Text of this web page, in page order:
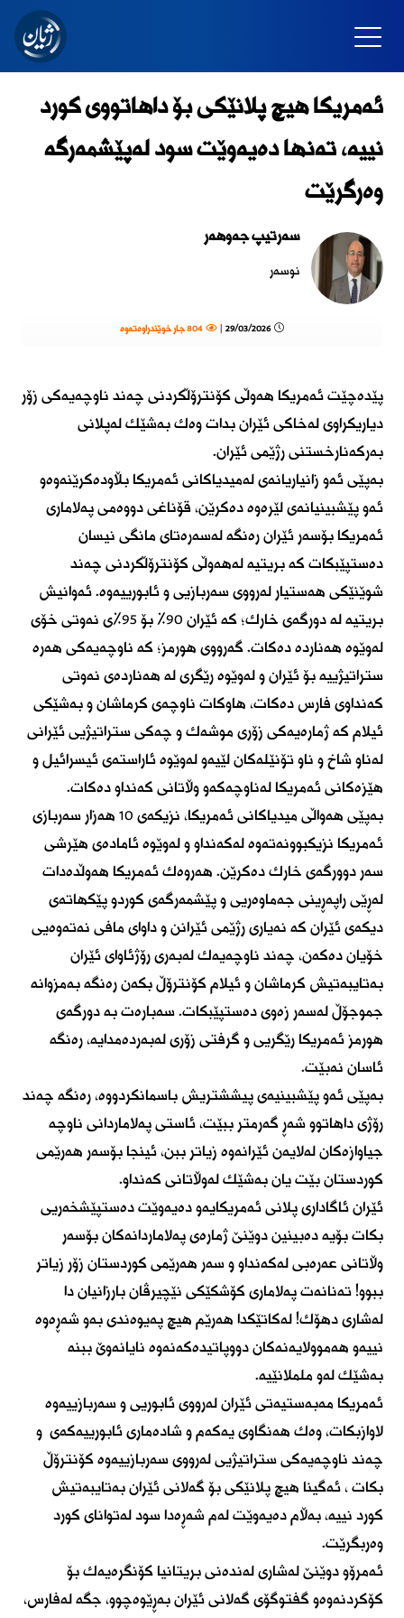
ئەمریكا هیچ پلانێكی بۆ داهاتووی كورد
نییە، تەنها دەیەوێت سود لەپێشمەرگە
وەرگرێت
سەرتیپ جەوهەر
نوسەر
29/03/2026 | 804 جار خوێندراوەتەوە
پێدەچێت ئەمریكا هەوڵی كۆنترۆڵكردنی چەند ناوچەیەكی زۆر
دیاریكراوی لەخاكی ئێران بدات وەك بەشێك لەپلانی
بەركەنارخستنی رژێمی ئێران.
بەپێی ئەو زانیاریانەی لەمیدیاكانی ئەمریكا بڵاودەكرێنەوەو
ئەو پێشبینیانەی لێرەوە دەكرێن، قۆناغی دووەمی پەلاماری
ئەمریكا بۆسەر ئێران رەنگە لەسەرەتای مانگی نیسان
دەستپێبكات كە بریتیە لەهەوڵی كۆنترۆڵكردنی چەند
شوێنێكی هەستیار لەرووی سەربازیی و ئابورییەوە. ئەوانیش
بریتیە لە دورگەی خارك؛ كە ئێران 90% بۆ 95%ی نەوتی خۆی
لەوێوە هەناردە دەكات. گەرووی هورمز؛ كە ناوچەیەكی هەرە
ستراتیژییە بۆ ئێران و لەوێوە رێگری لە هەناردەی نەوتی
كەنداوی فارس دەكات، هاوكات ناوچەی كرماشان و بەشێكی
ئیلام كە ژمارەیەكی زۆری موشەك و چەكی ستراتیژیی ئێرانی
لەناو شاخ و ناو تۆنێلەكان لێیەو لەوێوە ئاراستەی ئیسرائیل و
هێزەكانی ئەمریكا لەناوچەكەو وڵاتانی كەنداو دەكات.
بەپێی هەواڵی میدیاكانی ئەمریكا، نزیكەی 10 هەزار سەربازی
ئەمریكا نزیكبوونەتەوە لەكەنداو و لەوێوە ئامادەی هێرشی
سەر دوورگەی خارك دەكرێن. هەروەك ئەمریكا هەوڵدەدات
لەڕێی راپەڕینی جەماوەریی و پێشمەرگەی كوردو پێكهاتەی
دیكەی ئێران كە نەیاری رژێمی ئێرانن و داوای مافی نەتەوەیی
خۆیان دەكەن، چەند ناوچەیەك لەبەری رۆژئاوای ئێران
بەتایبەتیش كرماشان و ئیلام كۆنترۆڵ بكەن رەنگە بەمزوانە
جموجۆڵ لەسەر زەوی دەستپێبكات. سەبارەت بە دورگەی
هورمز ئەمریكا رێگریی و گرفتی زۆری لەبەردەمدایە، رەنگە
ئاسان نەبێت.
بەپێی ئەو پێشبینیەی پیششتریش باسمانكردووە، رەنگە چەند
رۆژی داهاتوو شەڕ گەرمتر ببێت، ئاستی پەلاماردانی ناوچە
جیاوازەكان لەلایەن ئێرانەوە زیاتر ببن، ئینجا بۆسەر هەرێمی
كوردستان بێت یان بەشێك لەوڵاتانی كەنداو.
ئێران ئاگاداری پلانی ئەمریكایەو دەیەوێت دەستپێشخەریی
بكات بۆیە دەبینین دوێنێ ژمارەی پەلاماردانەكان بۆسەر
وڵاتانی عەرەبی لەكەنداو و سەر هەرێمی كوردستان زۆر زیاتر
ببوو! تەنانەت پەلاماری كۆشكێكی نێچیرڤان بارزانیان دا
لەشاری دهۆك! لەكاتێكدا هەرێم هیچ پەیوەندی بەو شەڕەوە
نییەو هەموولایەنەكان دووپاتیدەكەنەوە نایانەوێ‌ ببنە
بەشێك لەو ململانێیە.
ئەمریكا مەبەستیەتی ئێران لەرووی ئابوریی و سەربازییەوە
لاوازبكات، وەك هەنگاوی یەكەم و شادەماری ئابورییەكەی و
چەند ناوچەیەكی ستراتیژیی لەرووی سەربازییەوە كۆنترۆڵ
بكات ، ئەگینا هیچ پلانێكی بۆ گەلانی ئێران بەتایبەتیش
كورد نییە، بەڵام دەیەوێت لەم شەڕەدا سود لەتوانای كورد
وەربگرێت.
ئەمرۆو دوێنێ لەشاری لەندەنی بریتانیا كۆنگرەیەك بۆ
كۆكردنەوەو گفتوگۆی گەلانی ئێران بەڕێوەچوو، جگە لەفارس،